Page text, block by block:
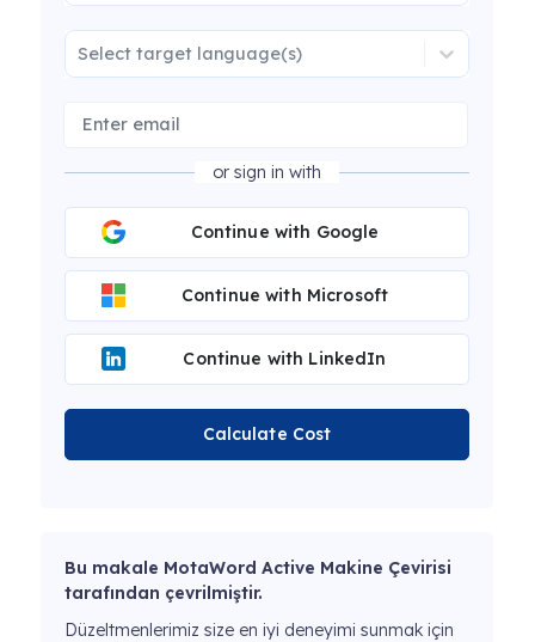
Select target language(s)
or sign in with
Continue with Google
Continue with Microsoft
Continue with LinkedIn
Calculate Cost
Bu makale MotaWord Active Makine Çevirisi
tarafından çevrilmiştir.
Düzeltmenlerimiz size en iyi deneyimi sunmak için